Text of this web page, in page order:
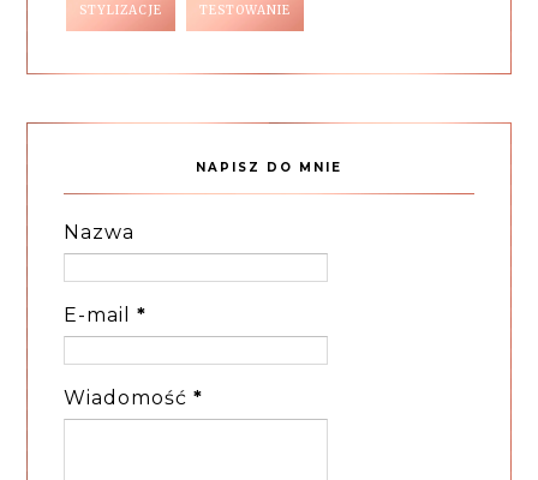
STYLIZACJE TESTOWANIE
NAPISZ DO MNIE
Nazwa
E-mail*
Wiadomość*